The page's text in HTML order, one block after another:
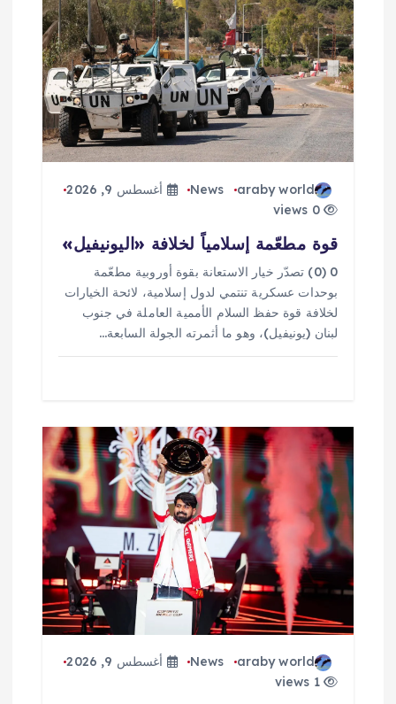
ق
ت
araby world
News
أغسطس 9, 2026
0 views
قوة مطعّمة إسلامياً لخلافة «اليونيفيل»
0 (0) تصدّر خيار الاستعانة بقوة أوروبية مطعّمة
بوحدات عسكرية تنتمي لدول إسلامية، لائحة الخيارات
لخلافة قوة حفظ السلام الأممية العاملة في جنوب
لبنان (يونيفيل)، وهو ما أثمرته الجولة السابعة…
araby world
News
أغسطس 9, 2026
1 views